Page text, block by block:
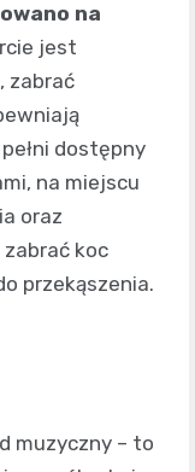
na
jest
zabrać
dostępny
na miejscu
oraz
koc
przekąszenia.
muzyczny – to